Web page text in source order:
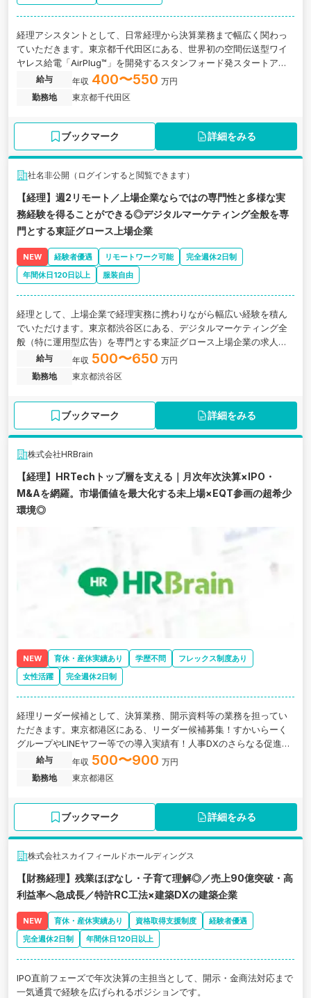
経理アシスタントとして、日常経理から決算業務まで幅広く関わっ
ていただきます。東京都千代田区にある、世界初の空間伝送型ワイ
ヤレス給電「AirPlug™」を開発するスタンフォード発スタートアッ
プ企業の求人です。
給与 年収 400〜550 万円
勤務地
東京都千代田区
ブックマーク 詳細をみる
社名非公開（ログインすると閲覧できます）
【経理】週2リモート／上場企業ならではの専門性と多様な実
務経験を得ることができる◎デジタルマーケティング全般を専
門とする東証グロース上場企業
NEW 経験者優遇 リモートワーク可能
完全週休2日制
年間休日120日以上
服装自由
経理として、上場企業で経理実務に携わりながら幅広い経験を積ん
でいただけます。東京都渋谷区にある、デジタルマーケティング全
般（特に運用型広告）を専門とする東証グロース上場企業の求人で
給与 年収 500〜650 万円
勤務地
東京都渋谷区
ブックマーク 詳細をみる
株式会社HRBrain
【経理】HRTechトップ層を支える｜月次年次決算×IPO・
M&Aを網羅。市場価値を最大化する未上場×EQT参画の超希少
環境◎
NEW 育休・産休実績あり 学歴不問
フレックス制度あり
女性活躍
完全週休2日制
経理リーダー候補として、決算業務、開示資料等の業務を担ってい
ただきます。東京都港区にある、リーダー候補募集！すかいらーく
グループやLINEヤフー等での導入実績有！人事DXのさらなる促進を
進める、急成長中のスタートアップの求人です。
給与 年収 500〜900 万円
勤務地
東京都港区
ブックマーク 詳細をみる
株式会社スカイフィールドホールディングス
【財務経理】残業ほぼなし・子育て理解◎／売上90億突破・高
利益率へ急成長／特許RC工法×建築DXの建築企業
NEW 育休・産休実績あり 資格取得支援制度
経験者優遇
完全週休2日制
年間休日120日以上
IPO直前フェーズで年次決算の主担当として、開示・金商法対応まで
一気通貫で経験を広げられるポジションです。